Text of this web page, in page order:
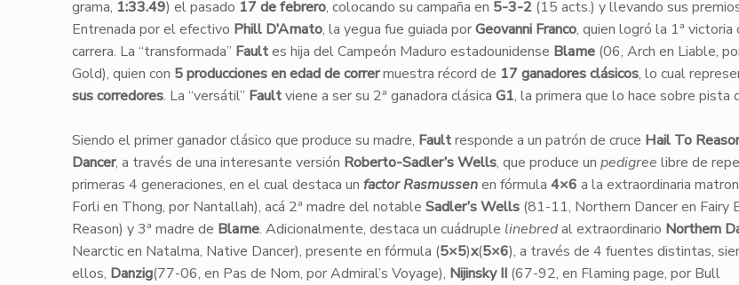
grama, 1:33.49) el pasado 17 de febrero, colocando su campaña en 5-3-2(15 acts.) y llevando sus
Entrenada por el efectivo Phill D’Amato, la yegua fue guiada porGeovanni Franco, quien logró la 1ª victoria
carrera. La “transformada” Faultes hija del Campeón Maduro estadounidense Blame(06, Arch en Liable,
Gold), quien con 5 producciones en edad de corrermuestra récord de 17 ganadores clásicos, lo cual
sus corredores. La “versátil” Faultviene a ser su 2ª ganadora clásica G1, la primera que lo hace sobre pista
Siendo el primer ganador clásico que produce su madre, Faultresponde a un patrón de cruce Hail To
Dancer, a través de una interesante versión Roberto-Sadler’s Wells, que produce un pedigree libre de
primeras 4 generaciones, en el cual destaca un factor Rasmussenen fórmula 4×6 a la extraordinaria
Forli en Thong, por Nantallah), acá 2ª madre del notable Sadler’s Wells(81-11, Northern Dancer en Fairy
Reason) y 3ª madre de Blame. Adicionalmente, destaca un cuádruple linebredal extraordinario Northern
Nearctic en Natalma, Native Dancer), presente en fórmula (5×5)x(5×6), a través de 4 fuentes distintas,
ellos, Danzig(77-06, en Pas de Nom, por Admiral’s Voyage), Nijinsky II(67-92, en Flaming page, por Bull